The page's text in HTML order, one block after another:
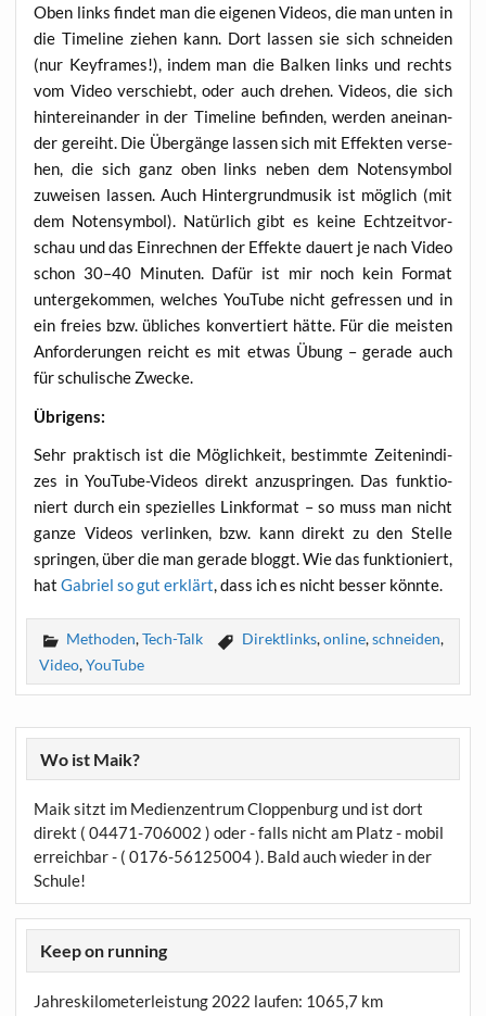
Oben links fin­det man die eige­nen Vide­os, die man unten in
die Time­line zie­hen kann. Dort las­sen sie sich schnei­den
(nur Key­frames!), indem man die Bal­ken links und rechts
vom Video ver­schiebt, oder auch dre­hen. Vide­os, die sich
hin­ter­ein­an­der in der Time­line befin­den, wer­den anein­an­
der gereiht. Die Über­gän­ge las­sen sich mit Effek­ten ver­se­
hen, die sich ganz oben links neben dem Noten­sym­bol
zuwei­sen las­sen. Auch Hin­ter­grund­mu­sik ist mög­lich (mit
dem Noten­sym­bol). Natür­lich gibt es kei­ne Echt­zeit­vor­
schau und das Ein­rech­nen der Effek­te dau­ert je nach Video
schon 30–40 Minu­ten. Dafür ist mir noch kein For­mat
unter­ge­kom­men, wel­ches You­Tube nicht gefres­sen und in
ein frei­es bzw. übli­ches kon­ver­tiert hät­te. Für die meis­ten
Anfor­de­run­gen reicht es mit etwas Übung – gera­de auch
für schu­li­sche Zwecke.
Übri­gens:
Sehr prak­tisch ist die Mög­lich­keit, bestimm­te Zei­ten­in­di­
zes in You­Tube-Vide­os direkt anzu­sprin­gen. Das funk­tio­
niert durch ein spe­zi­el­les Link­for­mat – so muss man nicht
gan­ze Vide­os ver­lin­ken, bzw. kann direkt zu den Stel­le
sprin­gen, über die man gera­de bloggt. Wie das funk­tio­niert,
hatGabri­el so gut erklärt, dass ich es nicht bes­ser könnte.
Methoden,Tech-Talk Direktlinks,online,schneiden,
Video,YouTube
Wo ist Maik?
Maik sitzt im Medienzentrum Cloppenburg und ist dort
direkt ( 04471-706002 ) oder - falls nicht am Platz - mobil
erreichbar - ( 0176-56125004 ). Bald auch wieder in der
Schule!
Keep on running
Jahreskilometerleistung 2022 laufen: 1065,7 km